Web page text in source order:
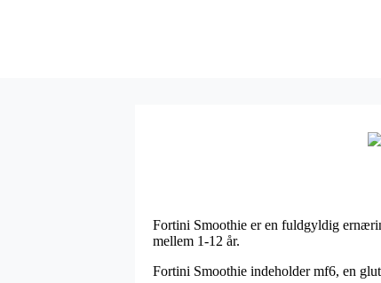
Fortini Smoothie er en fuldgyldig
mellem 1-12 år.
Fortini Smoothie indeholder mf6, en